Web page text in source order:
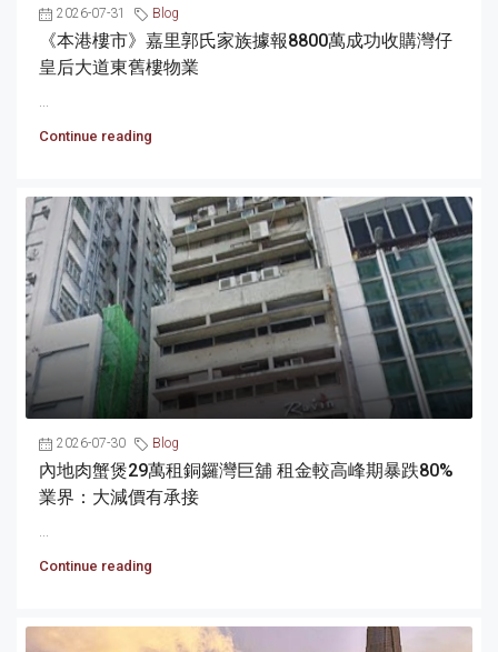
2026-07-31 Blog
《本港樓市》嘉里郭氏家族據報8800萬成功收購灣仔
皇后大道東舊樓物業
...
Continue reading
2026-07-30 Blog
內地肉蟹煲29萬租銅鑼灣巨舖 租金較高峰期暴跌80%
業界：大減價有承接
...
Continue reading